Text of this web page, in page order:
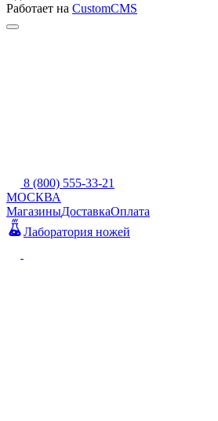
Работает на CustomCMS
8 (800) 555-33-21
МОСКВА
МагазиныДоставкаОплата
Лаборатория ножей